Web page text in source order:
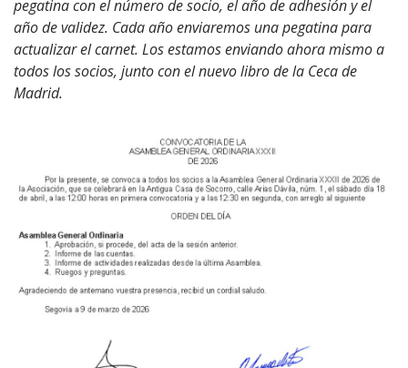
pegatina con el número de socio, el año de adhesión y el
año de validez. Cada año enviaremos una pegatina para
actualizar el carnet. Los estamos enviando ahora mismo a
todos los socios, junto con el nuevo libro de la Ceca de
Madrid.